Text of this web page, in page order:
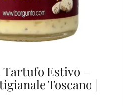
Tartufo Estivo –
Toscano |